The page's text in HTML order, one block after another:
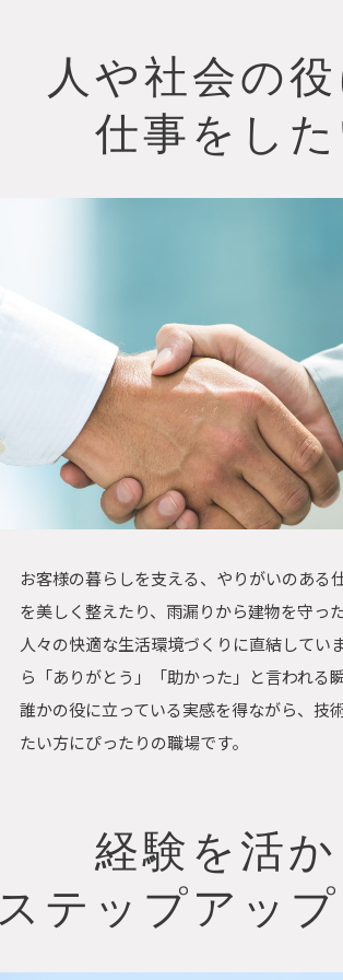
人や社会の
仕事をし
お客様の暮らしを支える、やりがいのある
を美しく整えたり、雨漏りから建物を守っ
人々の快適な生活環境づくりに直結してい
ら「ありがとう」「助かった」と言われる
誰かの役に立っている実感を得ながら、技
たい方にぴったりの職場です。
経験を活
ステップアッ